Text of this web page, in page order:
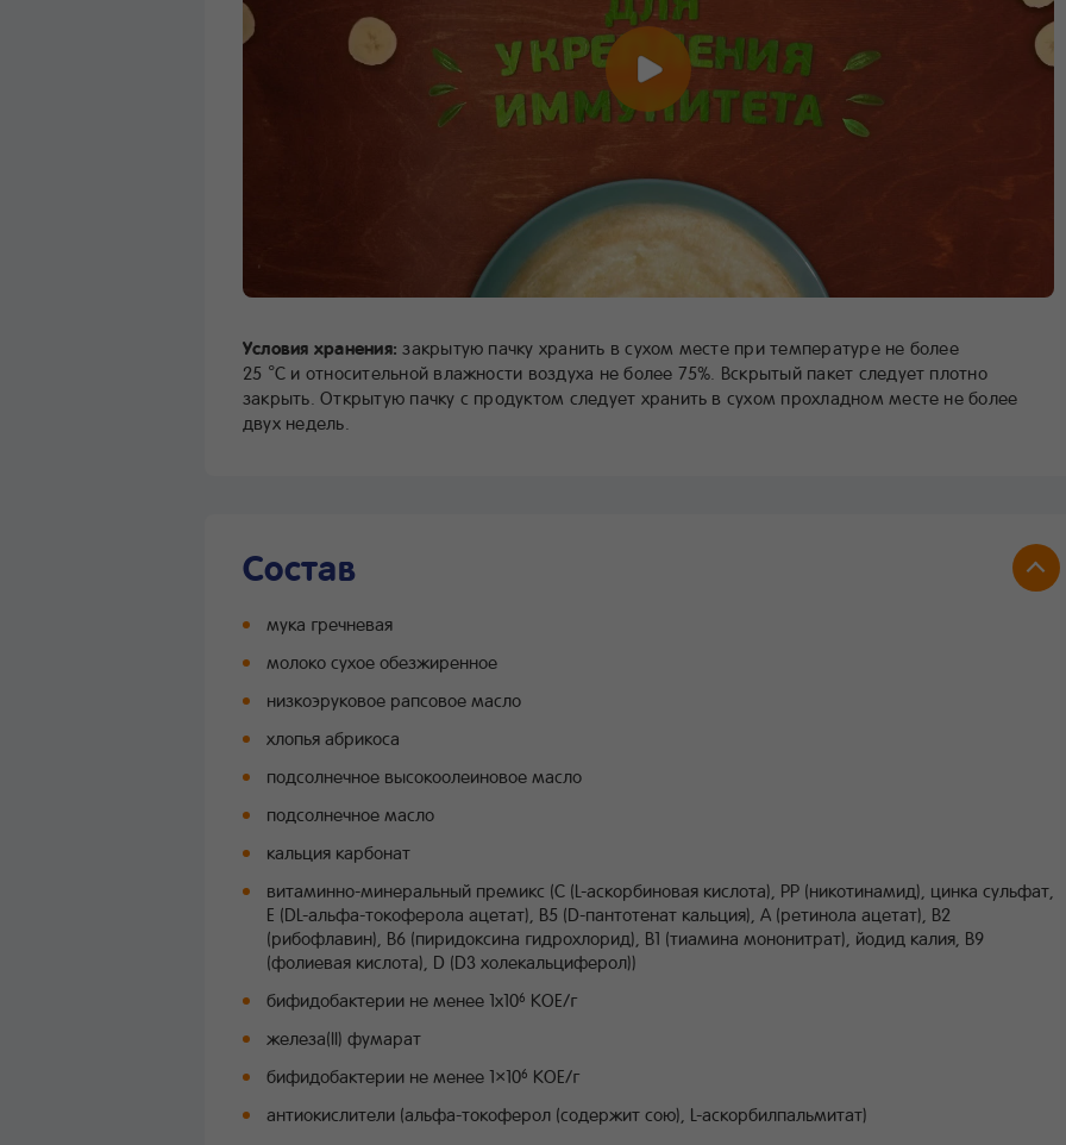
Условия хранения: закрытую пачку хранить в сухом месте при температуре не более
25 °С и относительной влажности воздуха не более 75%. Вскрытый пакет следует плотно
закрыть. Открытую пачку с продуктом следует хранить в сухом прохладном месте не более
двух недель.
Состав
мука гречневая
молоко сухое обезжиренное
низкоэруковое рапсовое масло
хлопья абрикоса
подсолнечное высокоолеиновое масло
подсолнечное масло
кальция карбонат
витаминно-минеральный премикс (C (L-аскорбиновая кислота), PP (никотинамид), цинка сульфат,
E (DL-альфа-токоферола ацетат), B5 (D-пантотенат кальция), A (ретинола ацетат), B2
(рибофлавин), B6 (пиридоксина гидрохлорид), B1 (тиамина мононитрат), йодид калия, B9
(фолиевая кислота), D (D3 холекальциферол))
бифидобактерии не менее 1х106 КОЕ/г
железа(II) фумарат
бифидобактерии не менее 1×106 КОЕ/г
антиокислители (альфа-токоферол (содержит сою), L-аскорбилпальмитат)